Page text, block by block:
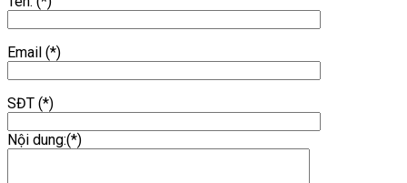
Email (*)
SĐT (*)
Nội dung:(*)